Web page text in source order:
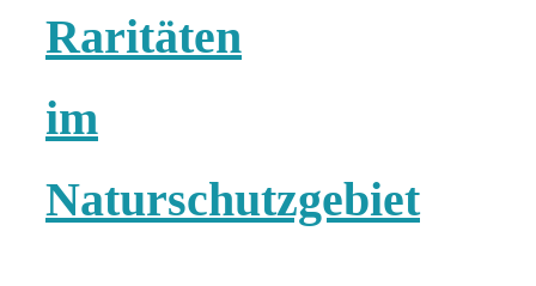
Raritäten
im
Naturschutzgebiet
Umgebung:
Ausflugsziele